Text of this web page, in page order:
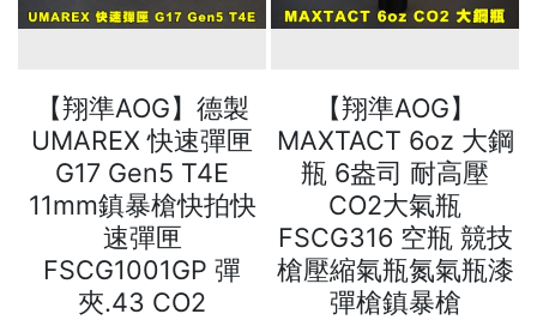
【翔準AOG】德製
UMAREX 快速彈匣
G17 Gen5 T4E
11mm鎮暴槍快拍快
速彈匣
FSCG1001GP 彈
夾.43 CO2
【翔準AOG】
MAXTACT 6oz 大鋼
瓶 6盎司 耐高壓
CO2大氣瓶
FSCG316 空瓶 競技
槍壓縮氣瓶氮氣瓶漆
彈槍鎮暴槍